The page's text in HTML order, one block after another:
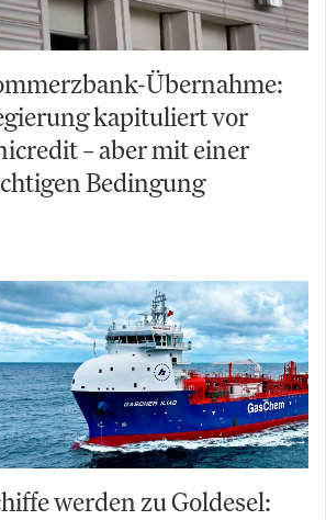
Übernahme:
kapituliert vor
– aber mit einer
Bedingung
werden zu Goldesel: